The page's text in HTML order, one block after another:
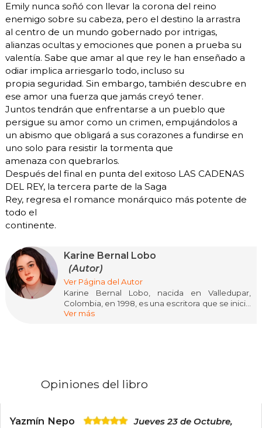
Emily nunca soñó con llevar la corona del reino
enemigo sobre su cabeza, pero el destino la arrastra
al centro de un mundo gobernado por intrigas,
alianzas ocultas y emociones que ponen a prueba su
valentía. Sabe que amar al que rey le han enseñado a
odiar implica arriesgarlo todo, incluso su
propia seguridad. Sin embargo, también descubre en
ese amor una fuerza que jamás creyó tener.
Juntos tendrán que enfrentarse a un pueblo que
persigue su amor como un crimen, empujándolos a
un abismo que obligará a sus corazones a fundirse en
uno solo para resistir la tormenta que
amenaza con quebrarlos.
Después del final en punta del exitoso LAS CADENAS
DEL REY, la tercera parte de la Saga
Rey, regresa el romance monárquico más potente de
todo el
continente.
Karine Bernal Lobo
(Autor)
Ver Página del Autor
Karine Bernal Lobo, nacida en Valledupar,
Colombia, en 1998, es una escritora que se inició
en la plataforma Wattpad en 2019 mientras
(2023), es una novela romántica que ha
Bernal Lobo como una autora prominente en el
Ver más
Opiniones del libro
Yazmín Nepo
Jueves 23 de Octubre,